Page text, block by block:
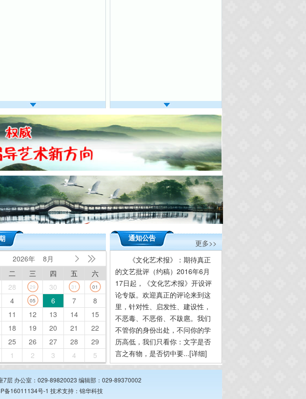
2026年 8月  
二 三 四 五
六
28 29 30 31 01
4 05 6 7
8
11 12 13 14
15
18 19 20 21
22
25 26 27 28
29
1 2 3 4 5
通知公告
更多>>
《文化艺术报》：期待真正
的文艺批评（约稿）2016年6月
17日起，《文化艺术报》开设评
论专版。欢迎真正的评论来到这
里，针对性、启发性、建设性，
不恶毒、不恶俗、不跋扈。我们
不管你的身份出处，不问你的学
历高低，我们只看你：文字是否
言之有物，是否切中要...[详细]
层 办公室：029-89820023 编辑部：029-89370002
备16011134号-1 技术支持： 锦华科技